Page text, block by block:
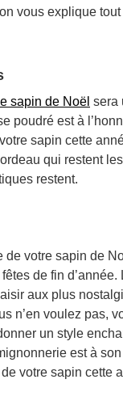
vous explique tout
sapin de Noël sera
poudré est à
sapin cette
qui restent
restent.
de votre sapin de
de fin
aux plus
n’en voulez pas,
un style
est à
votre sapin cette